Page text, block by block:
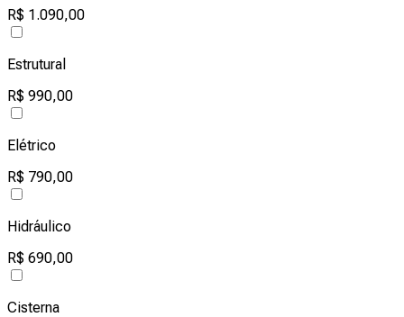
R$ 1.090,00
Estrutural
R$ 990,00
Elétrico
R$ 790,00
Hidráulico
R$ 690,00
Cisterna